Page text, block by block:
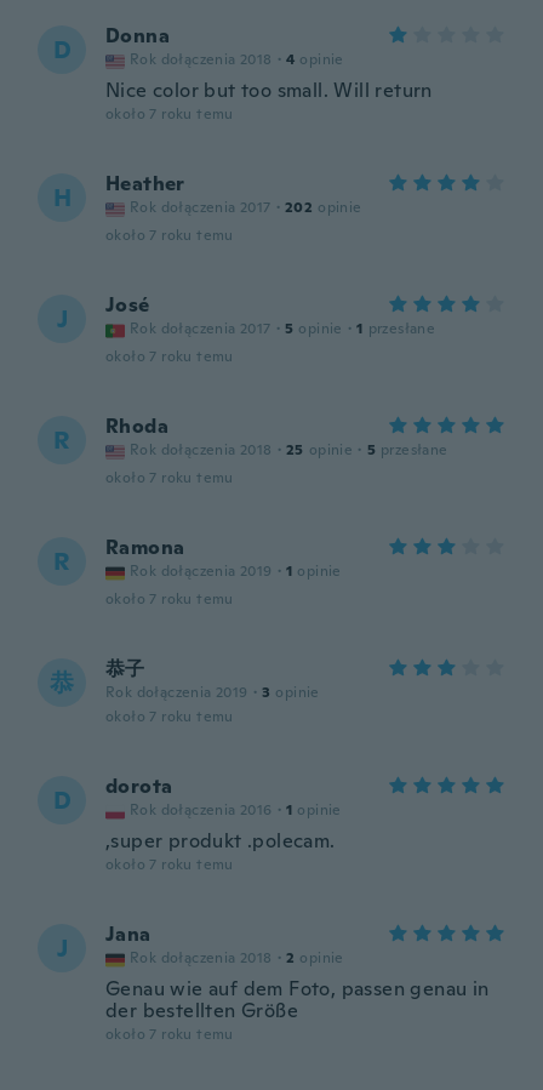
D Donna
Rok dołączenia 2018 · 4 opinie
Nice color but too small. Will return
około 7 roku temu
H Heather
Rok dołączenia 2017 · 202 opinie
około 7 roku temu
J José
Rok dołączenia 2017 · 5 opinie · 1 przesłane
około 7 roku temu
R Rhoda
Rok dołączenia 2018 · 25 opinie · 5 przesłane
około 7 roku temu
R Ramona
Rok dołączenia 2019 · 1 opinie
około 7 roku temu
恭 恭子
Rok dołączenia 2019 · 3 opinie
około 7 roku temu
D dorota
Rok dołączenia 2016 · 1 opinie
,super produkt .polecam.
około 7 roku temu
J Jana
Rok dołączenia 2018 · 2 opinie
Genau wie auf dem Foto, passen genau in
der bestellten Größe
około 7 roku temu